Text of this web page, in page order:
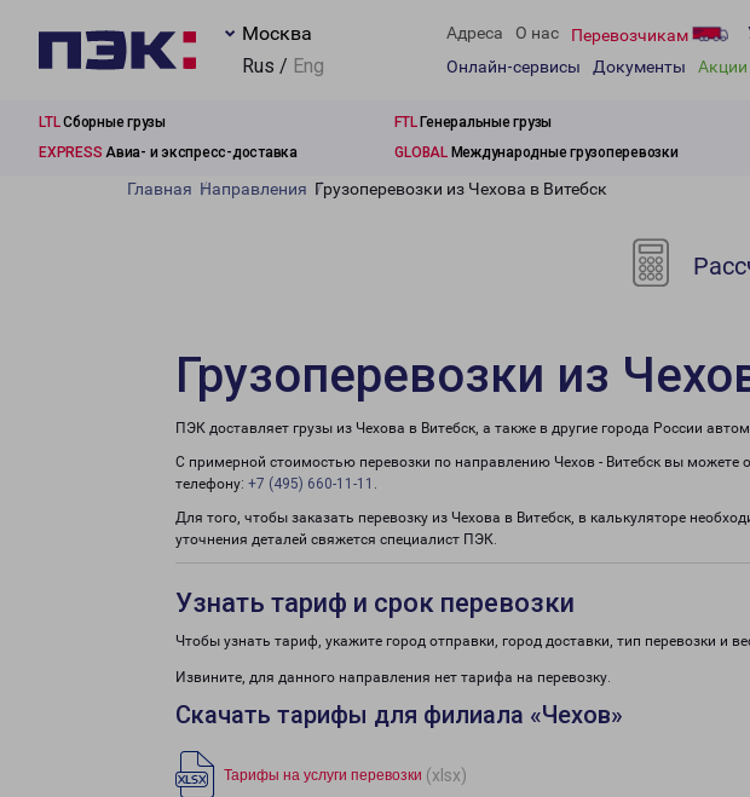
Москва
Rus / Eng
Адреса О нас Перевозчикам
Онлайн-сервисы
Документы Акции
LTLСборные грузы FTLГенеральные грузы
EXPRESS Авиа- и экспресс-доставка GLOBALМеждународные грузоперевозки
Главная Направления Грузоперевозки из Чехова в Витебск
Грузоперевозки из
ПЭК доставляет грузы из Чехова в Витебск, а также в другие города России
С примерной стоимостью перевозки по направлению Чехов - Витебск вы
телефону: +7 (495) 660-11-11 .
Для того, чтобы заказать перевозку из Чехова в Витебск, в калькуляторе
уточнения деталей свяжется специалист ПЭК.
Узнать тариф и срок перевозки
Чтобы узнать тариф, укажите город отправки, город доставки, тип перевозки и
Извините, для данного направления нет тарифа на перевозку.
Скачать тарифы для филиала «Чехов»
Тарифы на услуги перевозки (xlsx)